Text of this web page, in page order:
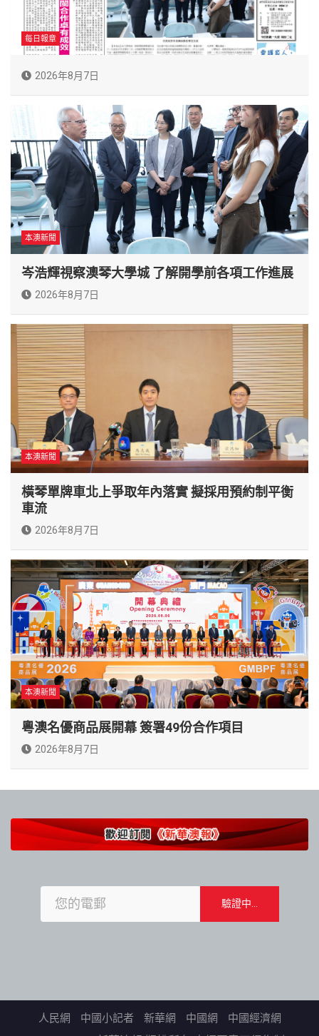
每日報章
2026年8月7日
本澳新聞
岑浩輝視察澳琴大學城 了解開學前各項工作進展
2026年8月7日
本澳新聞
橫琴單牌車北上爭取年內落實 擬採用預約制平衡
車流
2026年8月7日
本澳新聞
粵澳名優商品展開幕 簽署49份合作項目
2026年8月7日
人民網 中國小記者 新華網 中國網 中國經濟網